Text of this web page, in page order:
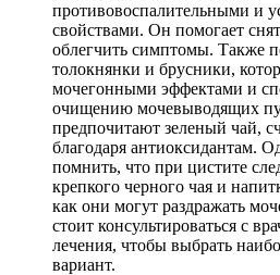
противовоспалительными и
свойствами. Он помогает
облегчить симптомы. Также
толокнянки и брусники,
мочегонными эффектами и
очищению мочевыводящих
предпочитают зеленый чай,
благодаря антиоксидантам.
помнить, что при цистите
крепкого черного чая и
как они могут раздражать
стоит консультироваться с
лечения, чтобы выбрать
вариант.